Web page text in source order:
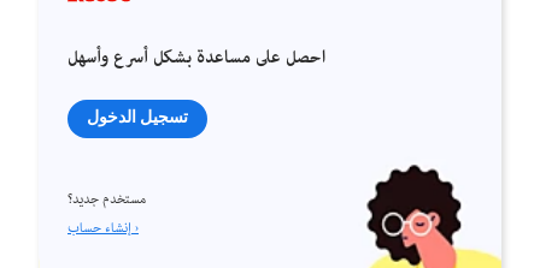
احصل على مساعدة بشكل أسرع وأسهل
تسجيل الدخول
مستخدم جديد؟
إنشاء حساب ›